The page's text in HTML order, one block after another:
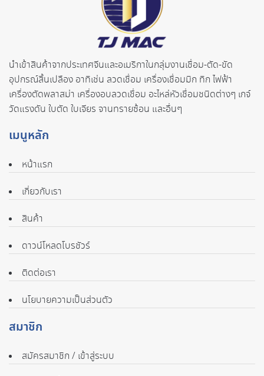
นำเข้าสินค้าจากประเทศจีนและอเมริกาในกลุ่มงานเชื่อม-ตัด-ขัด
อุปกรณ์สิ้นเปลือง อาทิเช่น ลวดเชื่อม เครื่องเชื่อมมิก ทิก ไฟฟ้า
เครื่องตัดพลาสม่า เครื่องอบลวดเชื่อม อะไหล่หัวเชื่อมชนิดต่างๆ เกจ์
วัดแรงดัน ใบตัด ใบเจียร จานทรายซ้อน และอื่นๆ
เมนูหลัก
หน้าแรก
เกี่ยวกับเรา
สินค้า
ดาวน์โหลดโบรชัวร์
ติดต่อเรา
นโยบายความเป็นส่วนตัว
สมาชิก
สมัครสมาชิก / เข้าสู่ระบบ